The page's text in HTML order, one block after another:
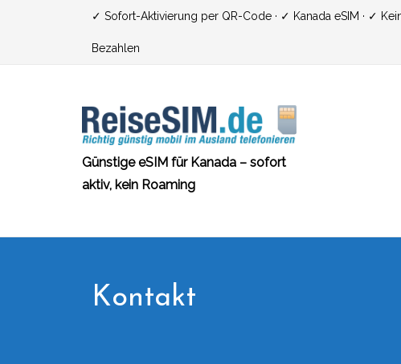
✓ Sofort-Aktivierung per QR-Code · ✓ Kanada eSIM · ✓
Bezahlen
Günstige eSIM für Kanada – sofort
aktiv, kein Roaming
Kontakt